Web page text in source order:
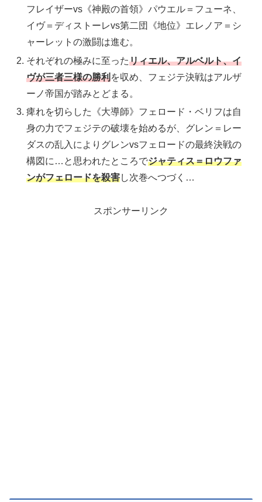
フレイザーvs《神殿の首領》パウエル＝フューネ、
イヴ＝ディストーレvs第二団《地位》エレノア＝シ
ャーレットの激闘は進む。
それぞれの極みに至ったリィエル、アルベルト、イ
ヴが三者三様の勝利を収め、フェジテ決戦はアルザ
ーノ帝国が踏みとどまる。
痺れを切らした《大導師》フェロード・ベリフは自
身の力でフェジテの破壊を始めるが、グレン＝レー
ダスの乱入によりグレンvsフェロードの最終決戦の
構図に…と思われたところでジャティス＝ロウファ
ンがフェロードを殺害し次巻へつづく…
スポンサーリンク